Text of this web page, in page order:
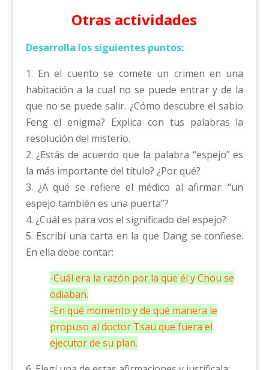
Otras actividades
Desarrolla los siguientes puntos:
1. En el cuento se comete un crimen en una
habitación a la cual no se puede entrar y de la
que no se puede salir. ¿Cómo descubre el sabio
Feng el enigma? Explica con tus palabras la
resolución del misterio.
2. ¿Estás de acuerdo que la palabra “espejo” es
la más importante del título? ¿Por qué?
3. ¿A qué se refiere el médico al afirmar: “un
espejo también es una puerta”?
4. ¿Cuál es para vos el significado del espejo?
5. Escribí una carta en la que Dang se confiese.
En ella debe contar:
-Cuál era la razón por la que él y Chou se
odiaban.
-En qué momento y de qué manera le
propuso al doctor Tsau que fuera el
ejecutor de su plan.